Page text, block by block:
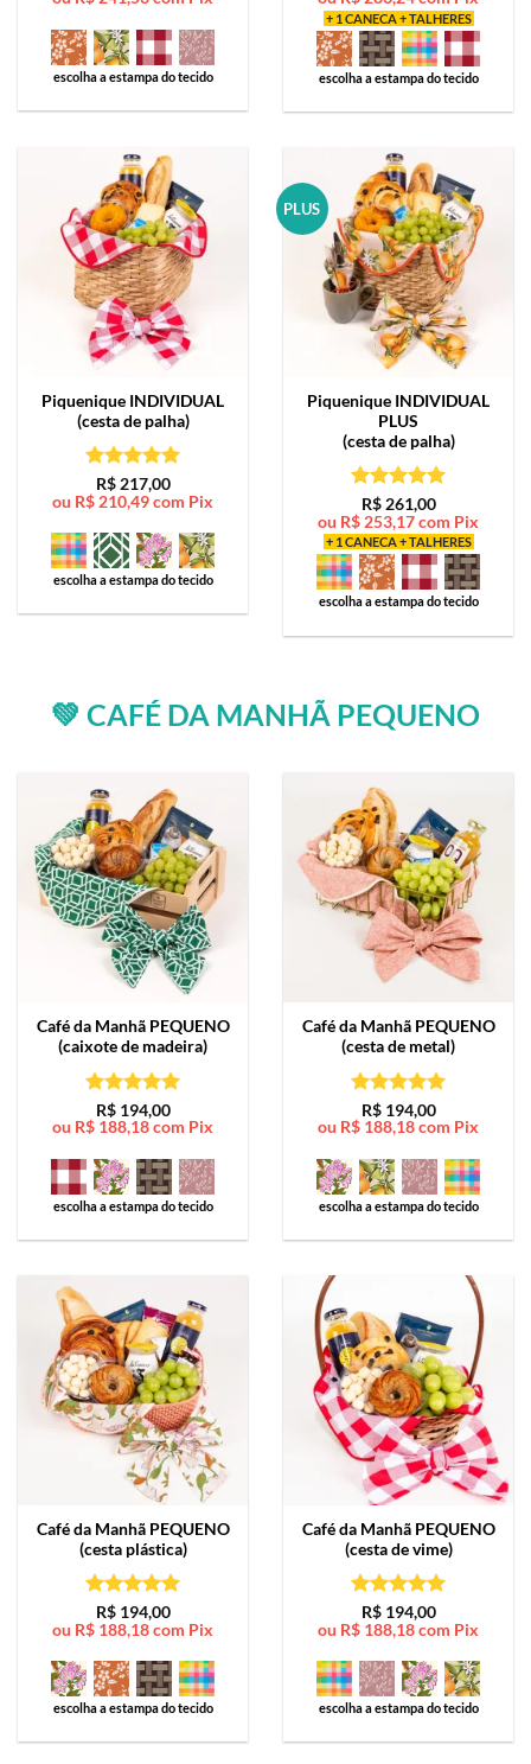
escolha a estampa do tecido
+ 1 CANECA + TALHERES
escolha a estampa do tecido
Piquenique INDIVIDUAL
(cesta de palha)
Avaliação5
de 5
R$217,00
ou R$ 210,49com Pix
escolha a estampa do tecido
PLUS
Piquenique INDIVIDUAL
PLUS
(cesta de palha)
Avaliação5
de 5
R$261,00
ou R$ 253,17com Pix
+ 1 CANECA + TALHERES
escolha a estampa do tecido
💚 CAFÉ DA MANHÃ PEQUENO
Café da Manhã PEQUENO
(caixote de madeira)
Avaliação5
de 5
R$194,00
ou R$ 188,18com Pix
escolha a estampa do tecido
Café da Manhã PEQUENO
(cesta de metal)
Avaliação5
de 5
R$194,00
ou R$ 188,18com Pix
escolha a estampa do tecido
Café da Manhã PEQUENO
(cesta plástica)
Avaliação5
de 5
R$194,00
ou R$ 188,18com Pix
escolha a estampa do tecido
Café da Manhã PEQUENO
(cesta de vime)
Avaliação5
de 5
R$194,00
ou R$ 188,18com Pix
escolha a estampa do tecido